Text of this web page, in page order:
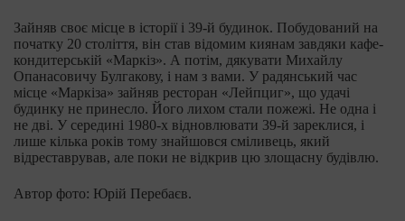
Зайняв своє місце в історії і 39-й будинок. Побудований на
початку 20 століття, він став відомим киянам завдяки кафе-
кондитерській «Маркіз». А потім, дякувати Михайлу
Опанасовичу Булгакову, і нам з вами. У радянський час
місце «Маркіза» зайняв ресторан «Лейпциг», що удачі
будинку не принесло. Його лихом стали пожежі. Не одна і
не дві. У середині 1980-х відновлювати 39-й зареклися, і
лише кілька років тому знайшовся сміливець, який
відреставрував, але поки не відкрив цю злощасну будівлю.
Автор фото: Юрій Перебаєв.